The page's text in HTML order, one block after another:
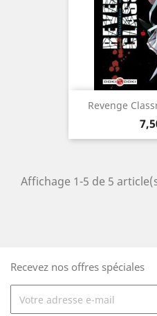
Revenge
Affichage 1-5 de 5
Recevez nos offres spéciales